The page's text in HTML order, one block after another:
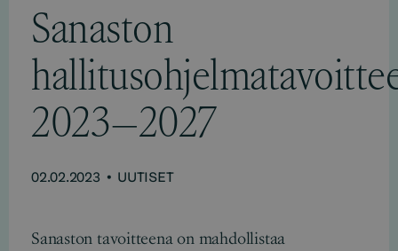
Sanaston
2023—2027
02.02.2023 • UUTISET
Sanaston tavoitteena on mahdollistaa